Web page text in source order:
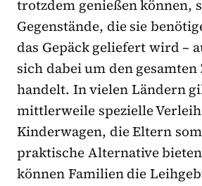
trotzdem genießen können,
Gegenstände, die sie
das Gepäck geliefert wird –
sich dabei um den
handelt. In vielen Ländern
mittlerweile spezielle
Kinderwagen, die Eltern
praktische Alternative
können Familien die